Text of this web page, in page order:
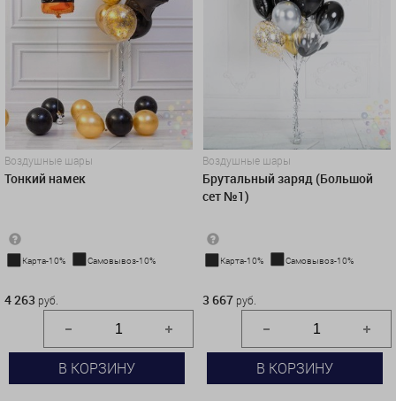
Воздушные шары
Тонкий намек
Карта-10% Самовывоз-10%
4 263 руб.
В КОРЗИНУ
Воздушные шары
Брутальный заряд (Большой
сет №1)
Карта-10% Самовывоз-10%
3 667 руб.
В КОРЗИНУ